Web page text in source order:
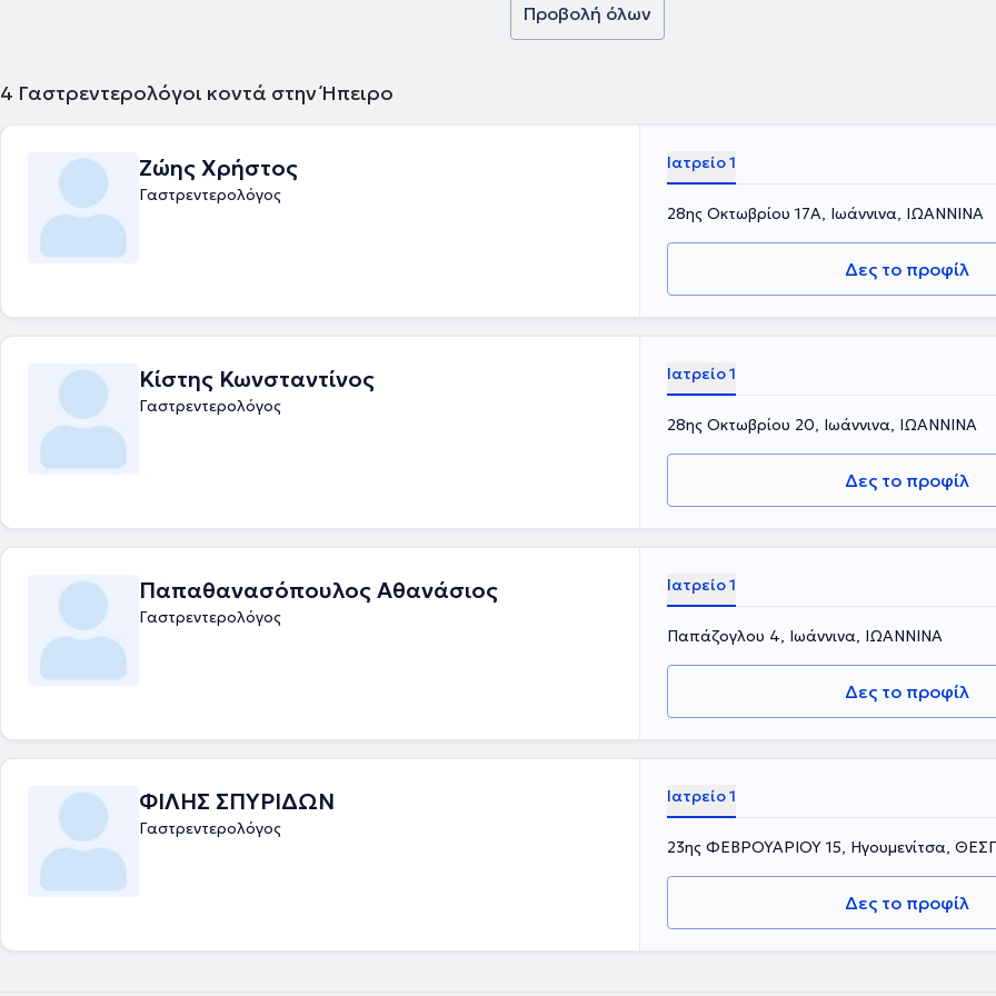
Αναπνοής Υδρογόνου για τη διάγνωση δυσανεξίας σε τροφές που περιέχουν λακτόζη,
Προβολή όλων
4 Γαστρεντερολόγοι κοντά στην Ήπειρο
Ζώης Χρήστος
Γαστρεντερολόγος
Ιατρείο 1
28ης Οκτωβρίου 17Α, Ιωάννινα, ΙΩΑΝΝΙΝΑ
Δες το προφίλ
Κίστης Κωνσταντίνος
Γαστρεντερολόγος
Ιατρείο 1
28ης Οκτωβρίου 20, Ιωάννινα, ΙΩΑΝΝΙΝΑ
Δες το προφίλ
Παπαθανασόπουλος Αθανάσιος
Γαστρεντερολόγος
Ιατρείο 1
Παπάζογλου 4, Ιωάννινα, ΙΩΑΝΝΙΝΑ
Δες το προφίλ
ΦΙΛΗΣ ΣΠΥΡΙΔΩΝ
Γαστρεντερολόγος
Ιατρείο 1
23ης ΦΕΒΡΟΥΑΡΊΟΥ 15, Ηγουμενίτσα,
Δες το προφίλ